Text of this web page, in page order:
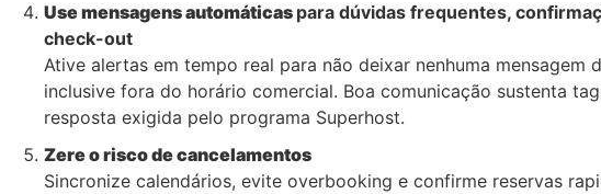
Use mensagens automáticas para dúvidas frequentes,
check-out
Ative alertas em tempo real para não deixar nenhuma mensagem
inclusive fora do horário comercial. Boa comunicação sustenta
resposta exigida pelo programa Superhost.
Zere o risco de cancelamentos
Sincronize calendários, evite overbooking e confirme reservas